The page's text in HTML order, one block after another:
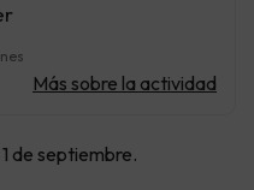
Más sobre la actividad
de septiembre.